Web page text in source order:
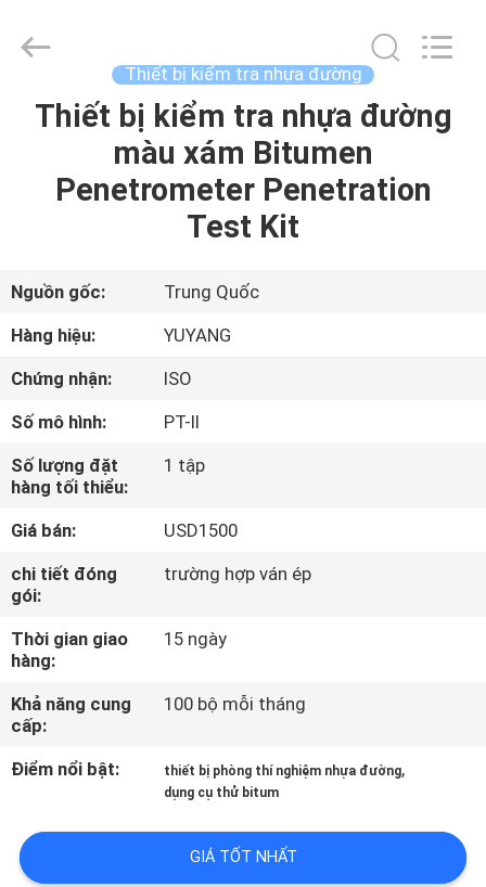
TRANG
PHẨM
HƯỚNG
VR
CHÚNG
TÔI
THAM
QUAN
NHÀ
MÁY
LIÊN
HỆ
2026
DONGGUAN
Thiết bị kiểm tra nhựa đường
Thiết bị kiểm tra nhựa đường
màu xám Bitumen
Penetrometer Penetration
Test Kit
Nguồn gốc:
Trung Quốc
Hàng hiệu:
YUYANG
Chứng nhận:
ISO
Số mô hình:
PT-II
Số lượng đặt
hàng tối thiểu:
1 tập
Giá bán:
USD1500
chi tiết đóng
gói:
trường hợp ván ép
Thời gian giao
hàng:
15 ngày
Khả năng cung
cấp:
100 bộ mỗi tháng
Điểm nổi bật: thiết bị phòng thí nghiệm nhựa đường,
dụng cụ thử bitum
GIÁ TỐT NHẤT